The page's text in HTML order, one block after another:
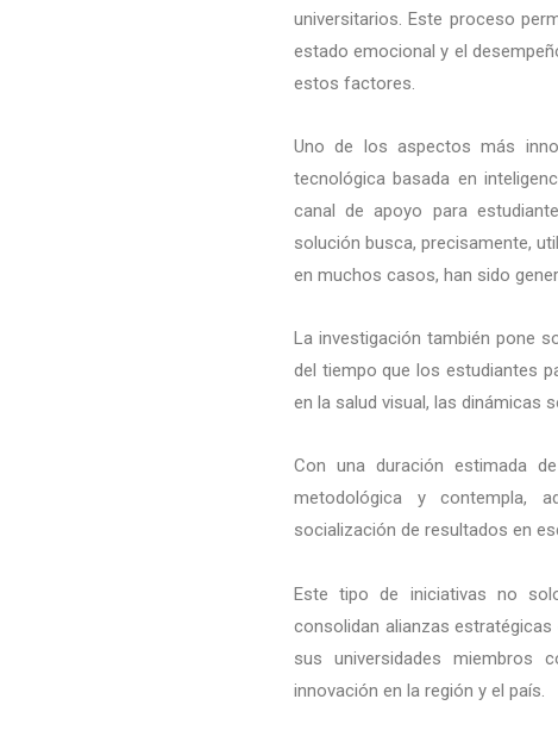
universitarios. Este proceso
estado emocional y el
estos factores.
Uno de los aspectos más
tecnológica basada en
canal de apoyo para
solución busca, precisamente,
en muchos casos, han sido
La investigación también pone
del tiempo que los estudiantes
en la salud visual, las dinámicas
Con una duración estimada
metodológica y contempla,
socialización de resultados en
Este tipo de iniciativas no
consolidan alianzas
sus universidades miembros
innovación en la región y el país.